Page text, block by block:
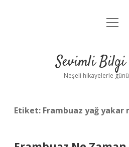
Anasayfa
Yasal
Sevimli Bilgi
Neşeli hikayelerle
Etiket: Frambuaz yağ yakar